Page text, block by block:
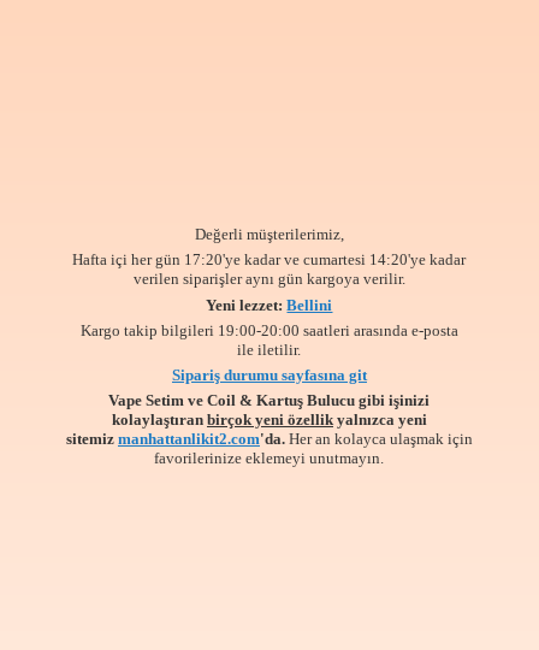
Değerli müşterilerimiz,
Hafta içi her gün 17:20'ye kadar ve cumartesi 14:20'ye kadar
verilen siparişler aynı gün kargoya verilir.
Yeni lezzet:Bellini
Kargo takip bilgileri 19:00-20:00 saatleri arasında e-posta
ile iletilir.
Sipariş durumu sayfasına git
Vape Setim ve Coil & Kartuş Bulucu gibi işinizi
kolaylaştıran birçok yeni özellikyalnızca yeni
sitemiz manhattanlikit2.com'da. Her an kolayca ulaşmak için
favorilerinizeeklemeyi unutmayın.